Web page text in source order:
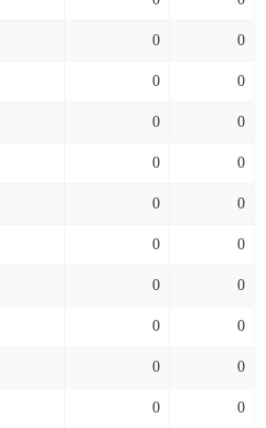
0 0
0 0
0 0
0 0
0 0
0 0
0 0
0 0
0 0
0 0